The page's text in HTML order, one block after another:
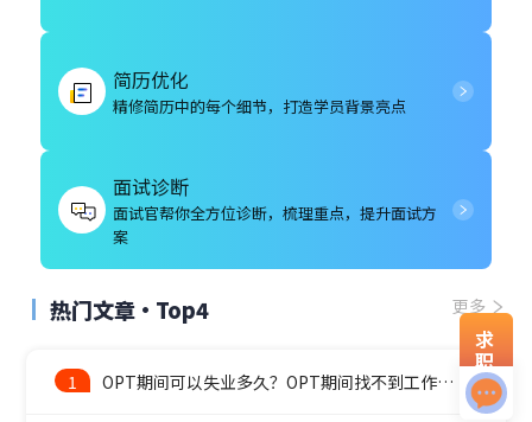
简历优化
精修简历中的每个细节，打造学员背景亮点
面试诊断
面试官帮你全方位诊断，梳理重点，提升面试方
案
热门文章·Top4 更多
1 OPT期间可以失业多久？OPT期间找不到工作怎么办？
求
职
资
料